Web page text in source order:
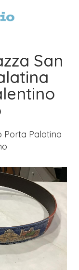
San
Porta Palatina